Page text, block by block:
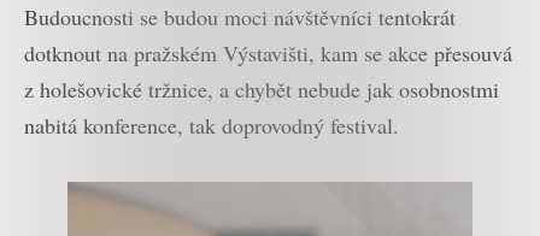
Budoucnosti se budou moci návštěvníci tentokrát
dotknout na pražském Výstavišti, kam se akce přesouvá
z holešovické tržnice, a chybět nebude jak osobnostmi
nabitá konference, tak doprovodný festival.